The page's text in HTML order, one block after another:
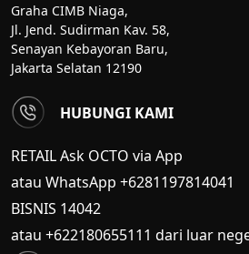
Graha CIMB Niaga,
Jl. Jend. Sudirman Kav. 58,
Senayan Kebayoran Baru,
Jakarta Selatan 12190
HUBUNGI KAMI
RETAIL Ask OCTO via App
atau WhatsApp +6281197814041
BISNIS 14042
atau +622180655111 dari luar